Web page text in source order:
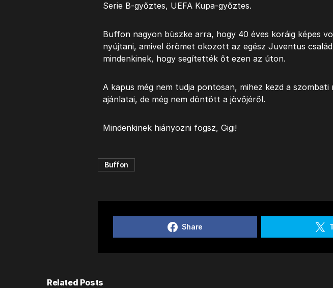
Serie B-győztes, UEFA Kupa-győztes.
Buffon nagyon büszke arra, hogy 40 éves koráig képes
nyújtani, amivel örömet okozott az egész Juventus
mindenkinek, hogy segítették őt ezen az úton.
A kapus még nem tudja pontosan, mihez kezd a
ajánlatai, de még nem döntött a jövőjéről.
Mindenkinek hiányozni fogsz, Gigi!
Buffon
Share
Related Posts